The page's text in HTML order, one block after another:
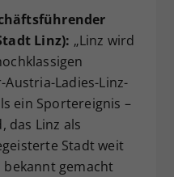
Linz): „Linz wird
Ladies-Linz-
ein Sportereignis –
das Linz als
Stadt weit
gemacht